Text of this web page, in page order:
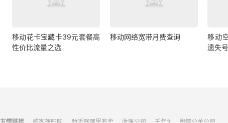
移动花卡宝藏卡39元套餐高
性价比流量之选
移动网络宽带月费查询
移动
遗失